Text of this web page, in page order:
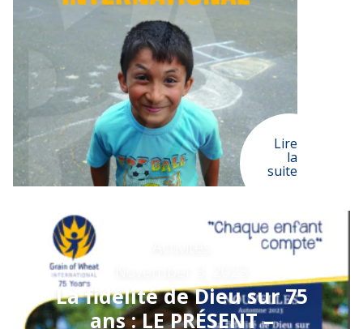
Lire
la
suite
La fidélité de Dieu sur 75
ans : LE PRÉSENT –